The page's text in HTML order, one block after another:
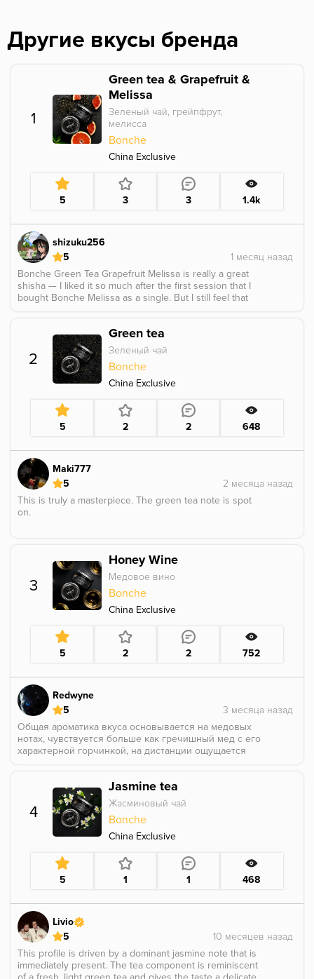
Другие вкусы бренда
1
Green tea & Grapefruit &
Melissa
Зеленый чай, грейпфрут,
мелисса
Bonche
China Exclusive
5 3 3 1.4k
shizuku256
5
Bonche Green Tea Grapefruit Melissa is really a great
shisha — I liked it so much after the first session that I
bought Bonche Melissa as a single. But I still feel that
elegant floral note is truly impressive.​​​​​​​​​​​​​​​​
2
Green tea
Зеленый чай
Bonche
China Exclusive
5 2 2 648
Maki777
5
This is truly a masterpiece. The green tea note is spot
on.
3
Honey Wine
Медовое вино
Bonche
China Exclusive
5 2 2 752
Redwyne
5
Общая ароматика вкуса основывается на медовых
нотах, чувствуется больше как гречишный мед с его
характерной горчинкой, на дистанции ощущается
алкогольных нот. Во вкусе есть немного специй в
начале покалывающие кончик языка. В середине
сессии медовые ноты уходят на второй план уступая
место вкусу базы и общими медово-винным нотам.
Курил на япона турке, нг2, 1+3.
4
Jasmine tea
Жасминовый чай
Bonche
China Exclusive
5 1 1 468
Livio
5
This profile is driven by a dominant jasmine note that is
immediately present. The tea component is reminiscent